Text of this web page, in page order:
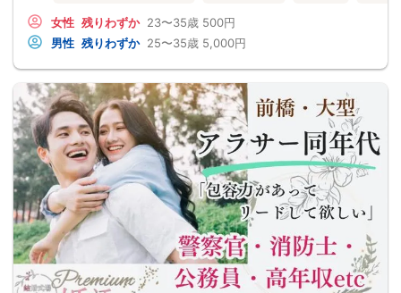
女性 残りわずか 23〜35歳 500円
男性 残りわずか 25〜35歳 5,000円